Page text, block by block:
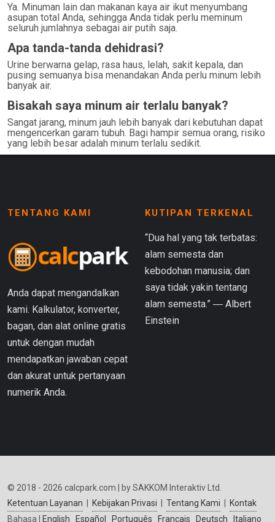
Ya. Minuman lain dan makanan kaya air ikut menyumbang
asupan total Anda, sehingga Anda tidak perlu meminum
seluruh jumlahnya sebagai air putih saja.
Apa tanda-tanda dehidrasi?
Urine berwarna gelap, rasa haus, lelah, sakit kepala, dan
pusing semuanya bisa menandakan Anda perlu minum lebih
banyak air.
Bisakah saya minum air terlalu banyak?
Sangat jarang, minum jauh lebih banyak dari kebutuhan dapat
mengencerkan garam tubuh. Bagi hampir semua orang, risiko
yang lebih besar adalah minum terlalu sedikit.
TENTANG KAMI
Anda dapat mengandalkan
kami. Kalkulator, konverter,
bagan, dan alat online gratis
untuk dengan mudah
mendapatkan jawaban cepat
dan akurat untuk pertanyaan
numerik Anda.
KUTIPAN TERKENAL
“Dua hal yang tak terbatas:
alam semesta dan
kebodohan manusia; dan
saya tidak yakin tentang
alam semesta.” ― Albert
Einstein
© 2018 - 2026 calcpark.com | by SAKKOM Interaktiv Ltd.
Ketentuan Layanan
Kebijakan Privasi Tentang Kami
Kontak
Bahasa |
English Español Português Français Deutsch Italiano